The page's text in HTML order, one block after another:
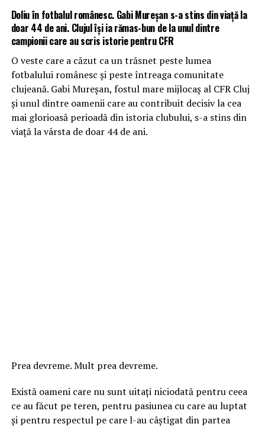
Doliu în fotbalul românesc. Gabi Mureșan s-a stins din viață la
doar 44 de ani. Clujul își ia rămas-bun de la unul dintre
campionii care au scris istorie pentru CFR
O veste care a căzut ca un trăsnet peste lumea
fotbalului românesc și peste întreaga comunitate
clujeană. Gabi Mureșan, fostul mare mijlocaș al CFR Cluj
și unul dintre oamenii care au contribuit decisiv la cea
mai glorioasă perioadă din istoria clubului, s-a stins din
viață la vârsta de doar 44 de ani.
Prea devreme. Mult prea devreme.
Există oameni care nu sunt uitați niciodată pentru ceea
ce au făcut pe teren, pentru pasiunea cu care au luptat
și pentru respectul pe care l-au câștigat din partea